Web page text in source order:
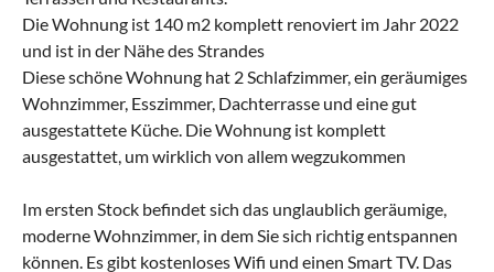
Die Wohnung ist 140 m2 komplett renoviert im Jahr 2022
und ist in der Nähe des Strandes
Diese schöne Wohnung hat 2 Schlafzimmer, ein geräumiges
Wohnzimmer, Esszimmer, Dachterrasse und eine gut
ausgestattete Küche. Die Wohnung ist komplett
ausgestattet, um wirklich von allem wegzukommen
Im ersten Stock befindet sich das unglaublich geräumige,
moderne Wohnzimmer, in dem Sie sich richtig entspannen
können. Es gibt kostenloses Wifi und einen Smart TV. Das